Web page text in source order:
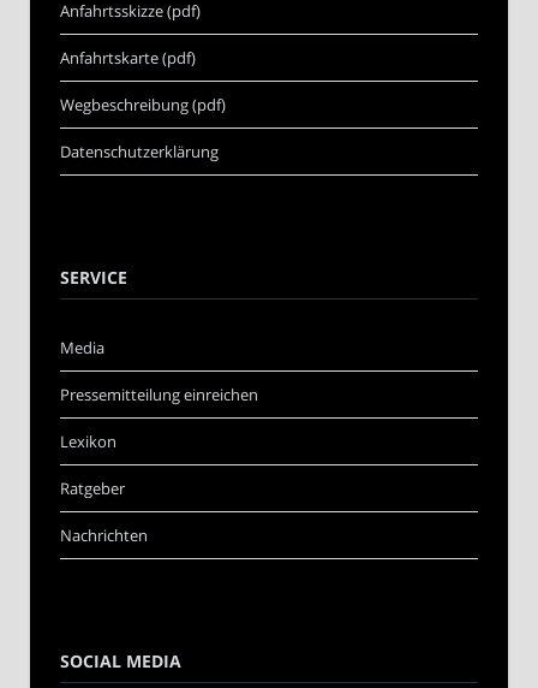
Anfahrtsskizze (pdf)
Anfahrtskarte (pdf)
Wegbeschreibung (pdf)
Datenschutzerklärung
SERVICE
Media
Pressemitteilung einreichen
Lexikon
Ratgeber
Nachrichten
SOCIAL MEDIA